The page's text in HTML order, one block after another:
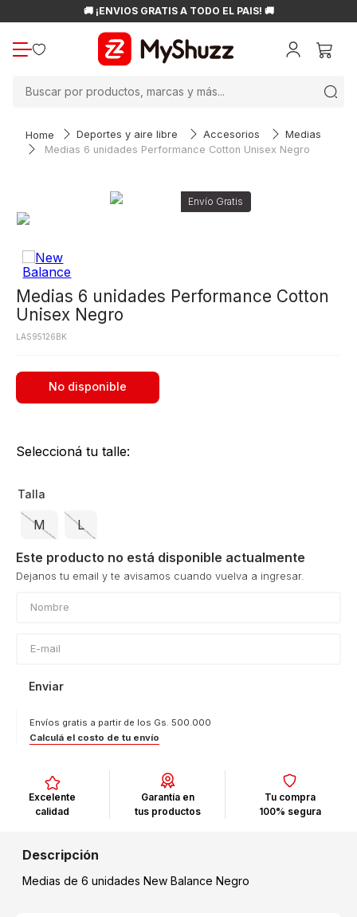
🚚 ¡ENVÍOS GRATIS A TODO EL PAÍS! 🚚
Deportes y aire libre Accesorios
Medias
Medias 6 unidades Performance Cotton Unisex Negro
Medias 6 unidades Performance Cotton
Unisex Negro
LAS95126BK
No disponible
Seleccioná tu talle:
Talla
M L
Este producto no está disponible actualmente
Enviar
Envíos gratis a partir de los Gs. 500.000
Calculá el costo de tu envío
Excelente
calidad
Garantía en
tus productos
Tu compra
100% segura
Medias de 6 unidades New Balance Negro